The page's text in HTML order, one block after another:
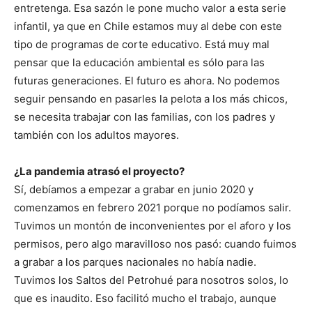
entretenga. Esa sazón le pone mucho valor a esta serie
infantil, ya que en Chile estamos muy al debe con este
tipo de programas de corte educativo. Está muy mal
pensar que la educación ambiental es sólo para las
futuras generaciones. El futuro es ahora. No podemos
seguir pensando en pasarles la pelota a los más chicos,
se necesita trabajar con las familias, con los padres y
también con los adultos mayores.
¿La pandemia atrasó el proyecto?
Sí, debíamos a empezar a grabar en junio 2020 y
comenzamos en febrero 2021 porque no podíamos salir.
Tuvimos un montón de inconvenientes por el aforo y los
permisos, pero algo maravilloso nos pasó: cuando fuimos
a grabar a los parques nacionales no había nadie.
Tuvimos los Saltos del Petrohué para nosotros solos, lo
que es inaudito. Eso facilitó mucho el trabajo, aunque